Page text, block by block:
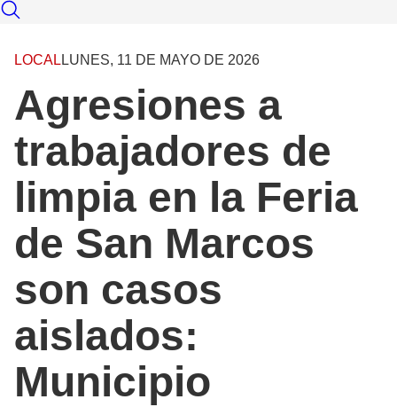
LOCAL LUNES, 11 DE MAYO DE 2026
Agresiones a
trabajadores de
limpia en la Feria
de San Marcos
son casos
aislados:
Municipio